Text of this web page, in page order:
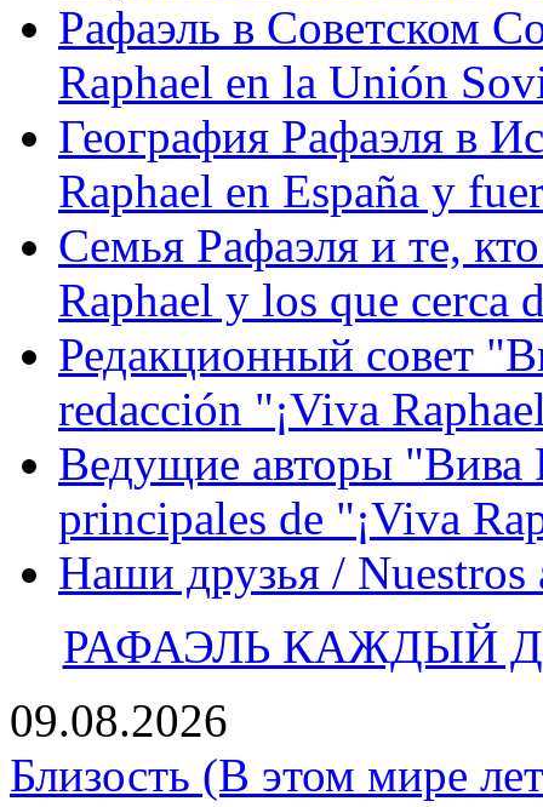
Рафаэль в Советском
Raphael en la Unión
География Рафаэля в
Raphael en España y
Семья Рафаэля и те,
Raphael y los que cerca
Редакционный совет
redacción "¡Viva
Ведущие авторы "Вива
principales de "¡Viva
Наши друзья / Nuestros
РАФАЭЛЬ КАЖДЫЙ
09.08.2026
Близость (В этом мире